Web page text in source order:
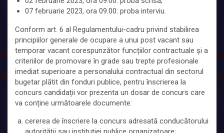
07 februarie 2023, ora 09.00: proba interviu.
Conform art. 6 al Regulamentului-cadru privind stabilirea
principiilor generale de ocupare a unui post vacant sau
temporar vacant corespunzător funcțiilor contractuale și a
criteriilor de promovare în grade sau trepte profesionale
imediat superioare a personalului contractual din sectorul
bugetar plătit din fonduri publice, pentru înscrierea la
concurs candidații vor prezenta un dosar de concurs care
va conține următoarele documente:
cererea de înscriere la concurs adresată conducătorului